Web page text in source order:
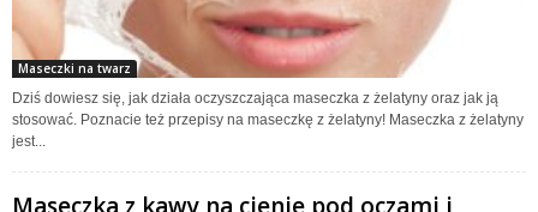
Maseczki na twarz
Dziś dowiesz się, jak działa oczyszczająca maseczka z żelatyny oraz jak ją
stosować. Poznacie też przepisy na maseczkę z żelatyny! Maseczka z żelatyny
jest...